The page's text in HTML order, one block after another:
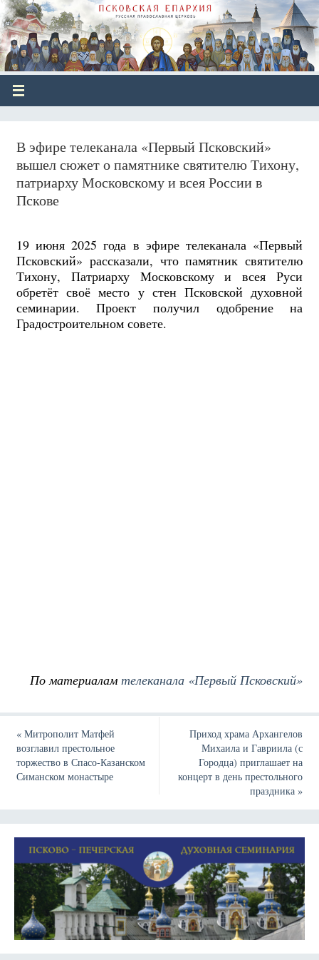
В эфире телеканала «Первый Псковский»
вышел сюжет о памятнике святителю Тихону,
патриарху Московскому и всея России в
Пскове
19 июня 2025 года в эфире телеканала «Первый
Псковский» рассказали, что памятник святителю
Тихону, Патриарху Московскому и всея Руси
обретёт своё место у стен Псковской духовной
семинарии. Проект получил одобрение на
Градостроительном совете.
По материалам телеканала «Первый Псковский»
«Митрополит Матфей
возглавил престольное
торжество в Спасо-Казанском
Симанском монастыре
Приход храма Архангелов
Михаила и Гавриила (с
Городца) приглашает на
концерт в день престольного
праздника»